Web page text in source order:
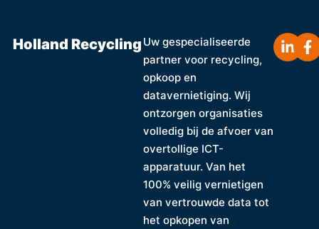
Holland RecyclingUw gespecialiseerde
partner voor recycling,
opkoop en
datavernietiging. Wij
ontzorgen organisaties
volledig bij de afvoer van
overtollige ICT-
apparatuur. Van het
100% veilig vernietigen
van vertrouwde data tot
het opkopen van